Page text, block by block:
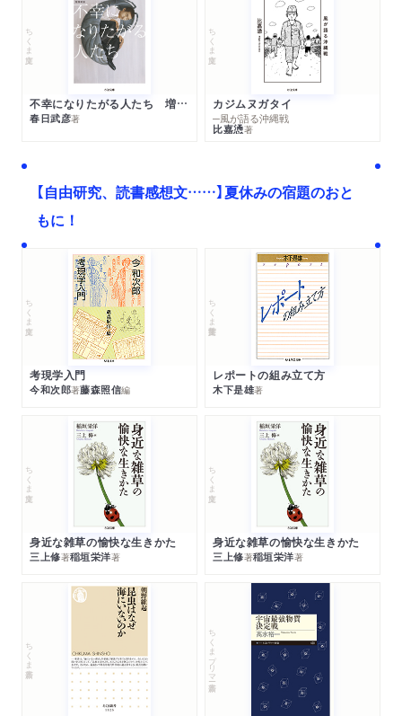
ちくま文庫
不幸になりたがる人たち 増補新版
春日武彦著
ちくま文庫
カジムヌガタイ
─風が語る沖縄戦
比嘉慂著
【自由研究、読書感想文……】夏休みの宿題のおと
もに！
ちくま文庫
考現学入門
今和次郎著藤森照信編
ちくま学芸文庫
レポートの組み立て方
木下是雄著
ちくま文庫
身近な雑草の愉快な生きかた
三上修著稲垣栄洋著
ちくま文庫
身近な雑草の愉快な生きかた
三上修著稲垣栄洋著
ちくま新書 ちくまプリマー新書